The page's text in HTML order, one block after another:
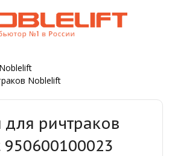
Noblelift
для ричтраков